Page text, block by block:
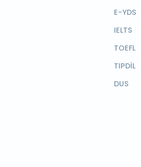
E-YDS
IELTS
TOEFL
TIPDİL
DUS